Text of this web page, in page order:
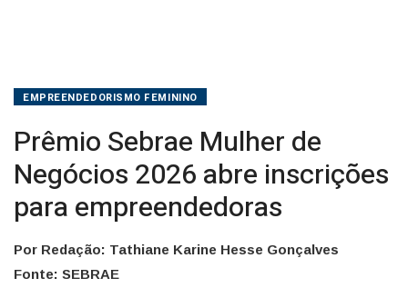
EMPREENDEDORISMO FEMININO
Prêmio Sebrae Mulher de
Negócios 2026 abre inscrições
para empreendedoras
Por Redação: Tathiane Karine Hesse Gonçalves
Fonte: SEBRAE